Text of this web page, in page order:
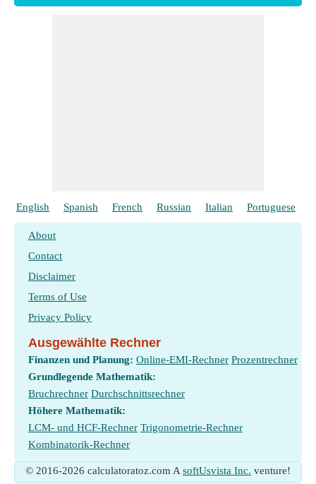
English Spanish French Russian Italian Portuguese
About
Contact
Disclaimer
Terms of Use
Privacy Policy
Ausgewählte Rechner
Finanzen und Planung: Online-EMI-Rechner Prozentrechner
Grundlegende Mathematik:
Bruchrechner Durchschnittsrechner
Höhere Mathematik:
LCM- und HCF-Rechner Trigonometrie-Rechner
Kombinatorik-Rechner
© 2016-2026 calculatoratoz.com A softUsvista Inc. venture!